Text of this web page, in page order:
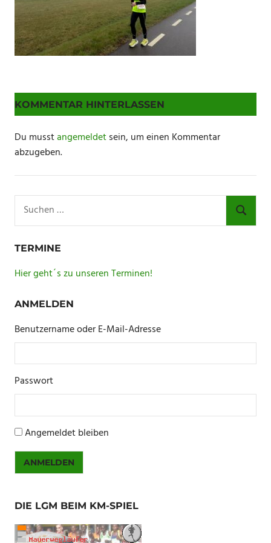
KOMMENTAR HINTERLASSEN
Du musstangemeldetsein, um einen Kommentar
abzugeben.
nach:
SUCHEN
TERMINE
Hier geht´s zu unseren Terminen!
ANMELDEN
Benutzername oder E-Mail-Adresse
Passwort
Angemeldet bleiben
ANMELDEN
DIE LGM BEIM KM-SPIEL